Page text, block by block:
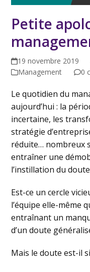
Petite
19 novembre 2019
Management
0
Le quotidien du
aujourd’hui : la
incertaine, les
stratégie
réduite… nombreux
entraîner une
l’instillation du
Est-ce un cercle
l’équipe elle-même
entraînant un
d’un doute
Mais le doute est-il